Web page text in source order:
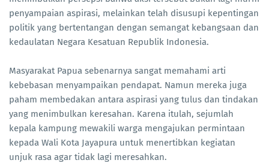
penyampaian aspirasi, melainkan telah disusupi kepentingan
politik yang bertentangan dengan semangat kebangsaan dan
kedaulatan Negara Kesatuan Republik Indonesia.
Masyarakat Papua sebenarnya sangat memahami arti
kebebasan menyampaikan pendapat. Namun mereka juga
paham membedakan antara aspirasi yang tulus dan tindakan
yang menimbulkan keresahan. Karena itulah, sejumlah
kepala kampung mewakili warga mengajukan permintaan
kepada Wali Kota Jayapura untuk menertibkan kegiatan
unjuk rasa agar tidak lagi meresahkan.